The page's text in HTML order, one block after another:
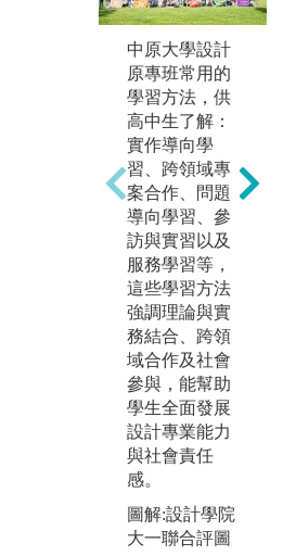
中原大學設計
原專班常用的
學習方法，供
高中生了解：
實作導向學
習、跨領域專
案合作、問題
導向學習、參
訪與實習以及
服務學習等，
這些學習方法
強調理論與實
務結合、跨領
域合作及社會
參與，能幫助
學生全面發展
設計專業能力
與社會責任
感。
圖解:設計學院
大一聯合評圖